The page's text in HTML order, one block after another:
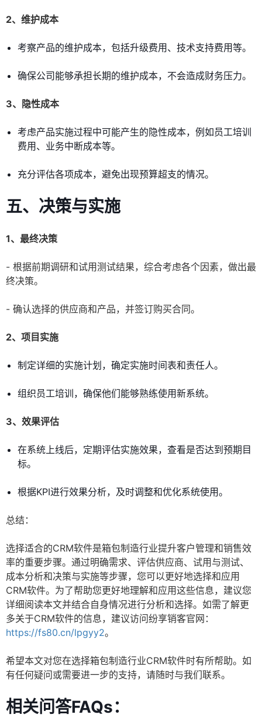
2、维护成本
考察产品的维护成本，包括升级费用、技术支持费用等。
确保公司能够承担长期的维护成本，不会造成财务压力。
3、隐性成本
考虑产品实施过程中可能产生的隐性成本，例如员工培训
费用、业务中断成本等。
充分评估各项成本，避免出现预算超支的情况。
五、决策与实施
1、最终决策
- 根据前期调研和试用测试结果，综合考虑各个因素，做出最
终决策。
- 确认选择的供应商和产品，并签订购买合同。
2、项目实施
制定详细的实施计划，确定实施时间表和责任人。
组织员工培训，确保他们能够熟练使用新系统。
3、效果评估
在系统上线后，定期评估实施效果，查看是否达到预期目
标。
根据KPI进行效果分析，及时调整和优化系统使用。
总结：
选择适合的CRM软件是箱包制造行业提升客户管理和销售效
率的重要步骤。通过明确需求、评估供应商、试用与测试、
成本分析和决策与实施等步骤，您可以更好地选择和应用
CRM软件。为了帮助您更好地理解和应用这些信息，建议您
详细阅读本文并结合自身情况进行分析和选择。如需了解更
多关于CRM软件的信息，建议访问纷享销客官网：
https://fs80.cn/lpgyy2。
希望本文对您在选择箱包制造行业CRM软件时有所帮助。如
有任何疑问或需要进一步的支持，请随时与我们联系。
相关问答FAQs：